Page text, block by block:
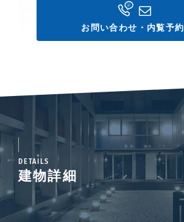
お問い合わせ・内覧予約
DETAILS
建物詳細